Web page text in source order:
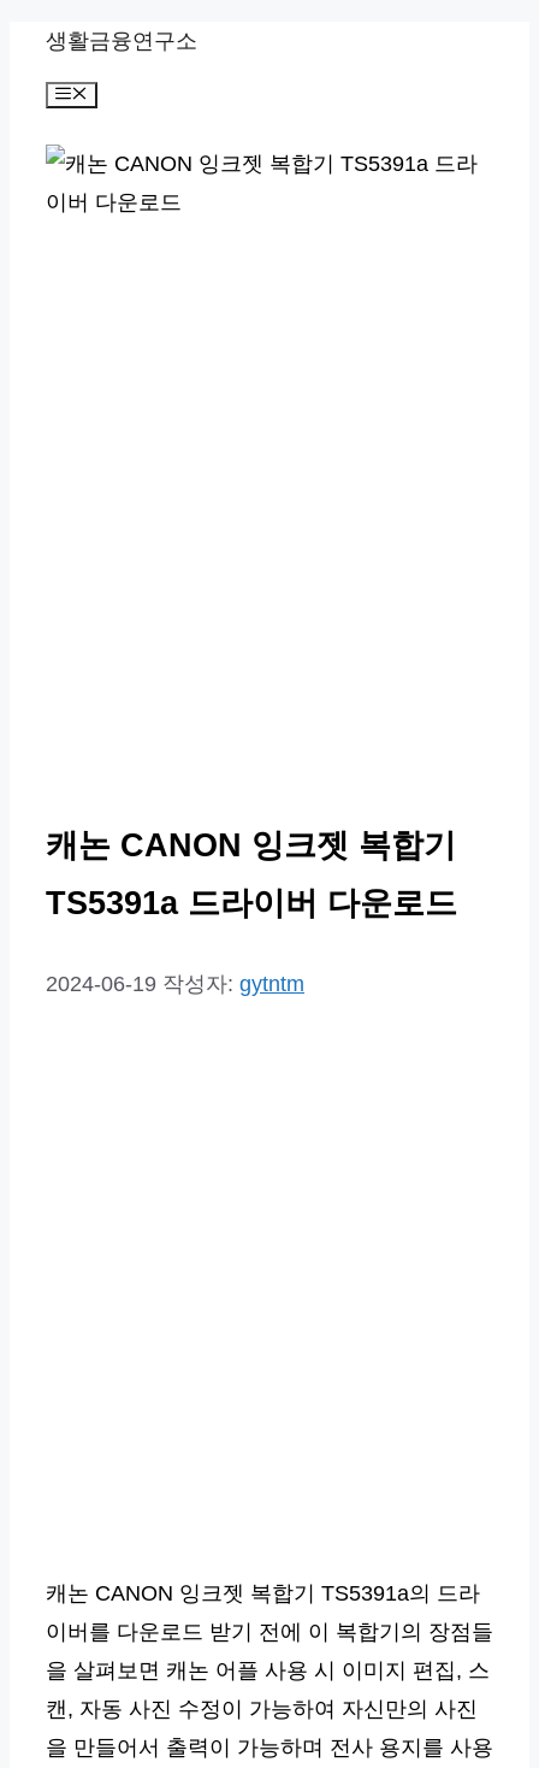
생활금융연구소
메
캐논 CANON 잉크젯 복합기
TS5391a 드라이버 다운로드
2024-06-19 작성자: gytntm
캐논 CANON 잉크젯 복합기 TS5391a의 드라
이버를 다운로드 받기 전에 이 복합기의 장점들
을 살펴보면 캐논 어플 사용 시 이미지 편집, 스
캔, 자동 사진 수정이 가능하여 자신만의 사진
을 만들어서 출력이 가능하며 전사 용지를 사용